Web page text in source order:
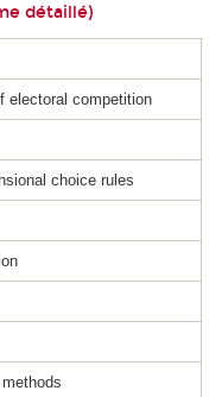
détaillé)
electoral competition
choice rules